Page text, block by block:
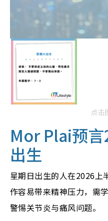
点击
Mor Plai预言
出生
星期日出生的人在2026上
作容易带来精神压力，需
警惕关节炎与痛风问题。